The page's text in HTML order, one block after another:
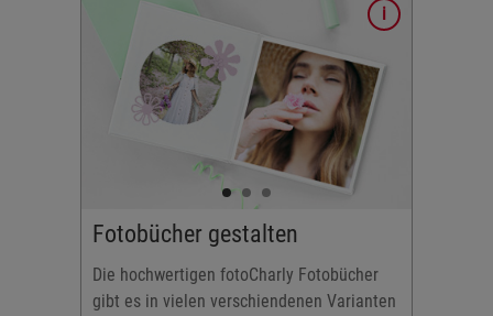
Fotobücher gestalten
Die hochwertigen fotoCharly Fotobücher
gibt es in vielen verschiendenen Varianten